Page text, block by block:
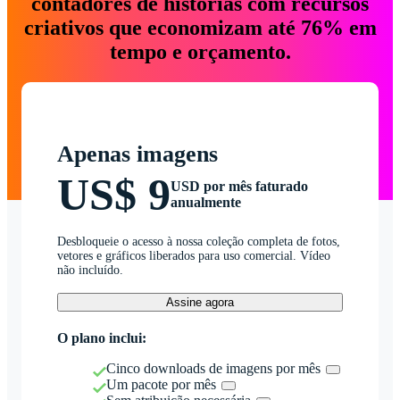
criativos que economizam até 76% em
tempo e orçamento.
Apenas imagens
US$ 9USD por mês faturado
anualmente
Desbloqueie o acesso à nossa coleção completa de fotos,
vetores e gráficos liberados para uso comercial. Vídeo
não incluído.
Assine agora
O plano inclui:
Cinco downloads de imagens por mês
Um pacote por mês